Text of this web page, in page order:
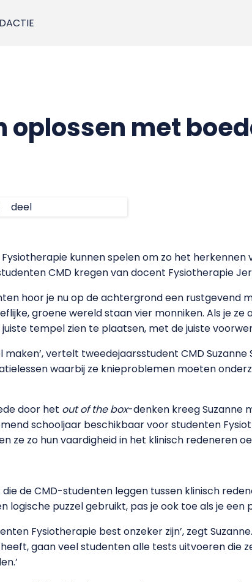
oplossen met
deel
kunnen spelen om zo het
CMD kregen van docent Fysiotherapie
hoor je nu op de achtergrond een rustgevend
groene wereld staan vier monniken. Als je ze
juiste tempel zien te plaatsen, met de juiste
vertelt tweedejaarsstudent CMD Suzanne
waarbij ze knieproblemen moeten
door het out of the box-denken kreeg Suzanne
schooljaar beschikbaar voor studenten
ze zo hun vaardigheid in het klinisch redeneren
de CMD-studenten leggen tussen klinisch
logische puzzel gebruikt, pas je ook toe als je een
Fysiotherapie best onzeker zijn’, zegt
gaan veel studenten alle tests uitvoeren die